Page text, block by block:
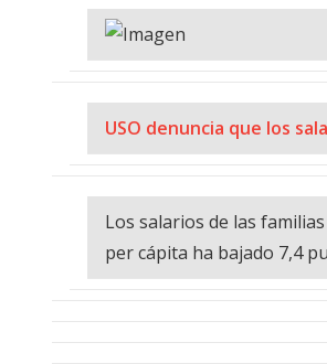
USO denuncia que los
Los salarios de las
per cápita ha bajado 7,4